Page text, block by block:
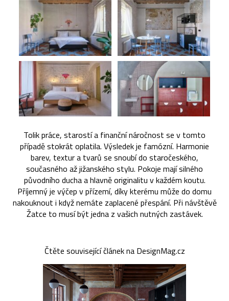
Tolik práce, starostí a finanční náročnost se v tomto
případě stokrát oplatila. Výsledek je famózní. Harmonie
barev, textur a tvarů se snoubí do staročeského,
současného až jižanského stylu. Pokoje mají silného
původního ducha a hlavně originalitu v každém koutu.
Příjemný je výčep v přízemí, díky kterému může do domu
nakouknout i když nemáte zaplacené přespání. Při návštěvě
Žatce to musí být jedna z vašich nutných zastávek.
Čtěte související článek na DesignMag.cz